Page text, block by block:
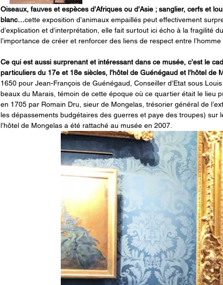
Oiseaux, fauves et espèces d’Afriques ou d’Asie ; sanglier, cerfs et
blanc…cette exposition d’animaux empaillés peut effectivement
d’explication et d’interprétation, elle fait surtout ici écho à la fragilité
l’importance de créer et renforcer des liens de respect entre l’homme
Ce qui est aussi surprenant et intéressant dans ce musée, c’est le
particuliers du 17e et 18e siècles, l’hôtel de Guénégaud et l’hôtel de
1650 pour Jean-François de Guénégaud, Conseiller d’Etat sous
beaux du Marais, témoin de cette époque où ce quartier était le lieu
en 1705 par Romain Dru, sieur de Mongelas, trésorier général de
les dépassements budgétaires des guerres et paye des troupes) sur
l’hôtel de Mongelas a été rattaché au musée en 2007.